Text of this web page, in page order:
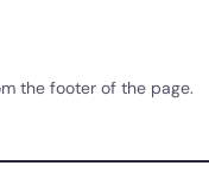
moduli cartacei
le ricevute
consultabile.
hanno
the footer of the page.